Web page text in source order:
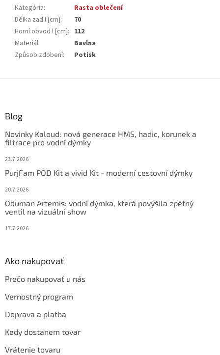
Kategória:
Rasta oblečení
Délka zad l [cm]:
70
Horní obvod l [cm]: 112
Materiál:
Bavlna
Způsob zdobení: Potisk
Blog
Novinky Kaloud: nová generace HMS, hadic, korunek a
filtrace pro vodní dýmky
23.7.2026
PurjFam POD Kit a vivid Kit - moderní cestovní dýmky
20.7.2026
Oduman Artemis: vodní dýmka, která povýšila zpětný
ventil na vizuální show
17.7.2026
Ako nakupovať
Prečo nakupovať u nás
Vernostný program
Doprava a platba
Kedy dostanem tovar
Vrátenie tovaru